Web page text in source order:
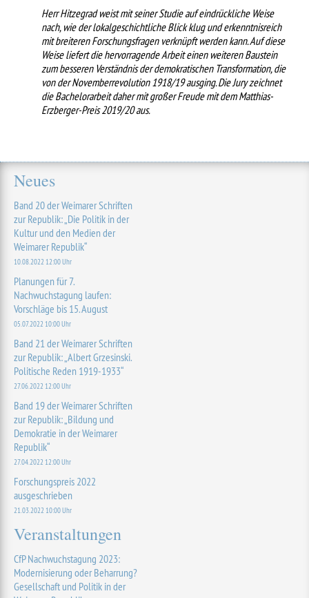
Herr Hitzegrad weist mit seiner Studie auf eindrückliche Weise
nach, wie der lokalgeschichtliche Blick klug und erkenntnisreich
mit breiteren Forschungsfragen verknüpft werden kann. Auf diese
Weise liefert die hervorragende Arbeit einen weiteren Baustein
zum besseren Verständnis der demokratischen Transformation, die
von der Novemberrevolution 1918/19 ausging. Die Jury zeichnet
die Bachelorarbeit daher mit großer Freude mit dem Matthias-
Erzberger-Preis 2019/20 aus.
Neues
Band 20 der Weimarer Schriften
zur Republik: „Die Politik in der
Kultur und den Medien der
Weimarer Republik“
10.08.2022 12:00 Uhr
Planungen für 7.
Nachwuchstagung laufen:
Vorschläge bis 15. August
05.07.2022 10:00 Uhr
Band 21 der Weimarer Schriften
zur Republik: „Albert Grzesinski.
Politische Reden 1919-1933“
27.06.2022 12:00 Uhr
Band 19 der Weimarer Schriften
zur Republik: „Bildung und
Demokratie in der Weimarer
Republik“
27.04.2022 12:00 Uhr
Forschungspreis 2022
ausgeschrieben
21.03.2022 10:00 Uhr
Veranstaltungen
CfP Nachwuchstagung 2023:
Modernisierung oder Beharrung?
Gesellschaft und Politik in der